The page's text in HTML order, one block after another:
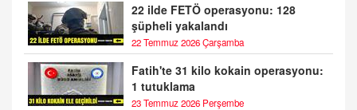
22 ilde FETÖ operasyonu: 128
şüpheli yakalandı
22 Temmuz 2026 Çarşamba
Fatih'te 31 kilo kokain operasyonu:
1 tutuklama
23 Temmuz 2026 Perşembe